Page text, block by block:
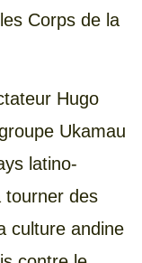
Corps de la
Hugo
Ukamau
latino-
tourner des
culture andine